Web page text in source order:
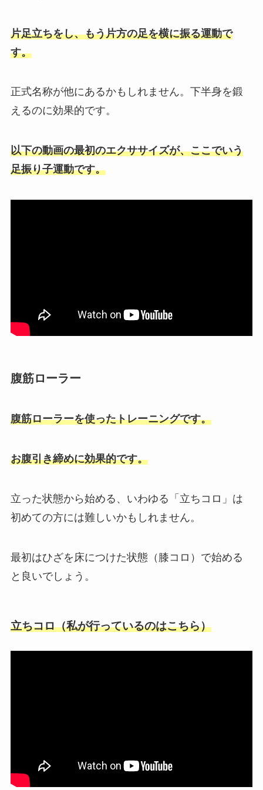
片足立ちをし、もう片方の足を横に振る運動で
す。
正式名称が他にあるかもしれません。下半身を鍛
えるのに効果的です。
以下の動画の最初のエクササイズが、ここでいう
足振り子運動です。
腹筋ローラー
腹筋ローラーを使ったトレーニングです。
お腹引き締めに効果的です。
立った状態から始める、いわゆる「立ちコロ」は
初めての方には難しいかもしれません。
最初はひざを床につけた状態（膝コロ）で始める
と良いでしょう。
立ちコロ（私が行っているのはこちら）